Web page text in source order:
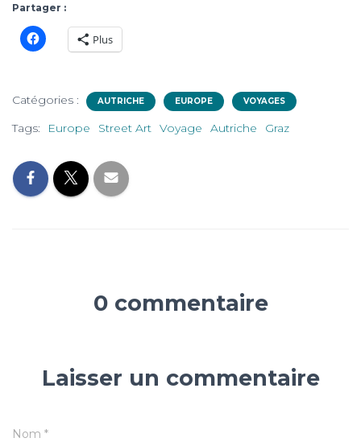
Partager :
Plus
Catégories : AUTRICHE EUROPE VOYAGES
Tags: Europe Street Art Voyage Autriche Graz
0 commentaire
Laisser un commentaire
Nom *